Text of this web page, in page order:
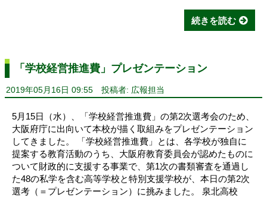
続きを読む
「学校経営推進費」プレゼンテーション
2019年05月16日 09:55 投稿者: 広報担当
5月15日（水）、「学校経営推進費」の第2次選考会のため、
大阪府庁に出向いて本校が描く取組みをプレゼンテーション
してきました。 「学校経営推進費」とは、各学校が独自に
提案する教育活動のうち、大阪府教育委員会が認めたものに
ついて財政的に支援する事業で、第1次の書類審査を通過し
た48の私学を含む高等学校と特別支援学校が、本日の第2次
選考（＝プレゼンテーション）に挑みました。 泉北高校